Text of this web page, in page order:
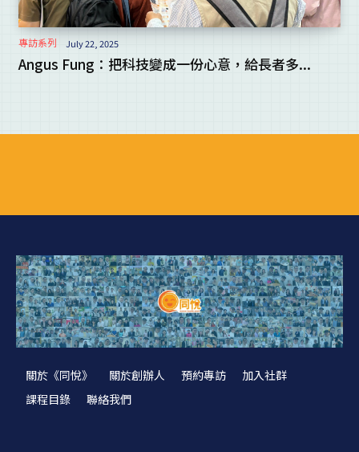
專訪系列 July 22, 2025
Angus Fung：把科技變成一份心意，給長者多...
關於《同悅》 關於創辦人 預約專訪
加入社群
課程目錄
聯絡我們